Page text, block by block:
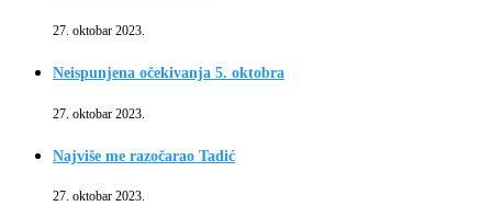
27. oktobar 2023.
Neispunjena očekivanja 5. oktobra
27. oktobar 2023.
Najviše me razočarao Tadić
27. oktobar 2023.